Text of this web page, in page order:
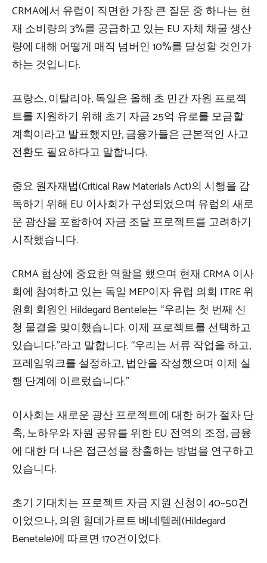
CRMA에서 유럽이 직면한 가장 큰 질문 중 하나는 현
재 소비량의 3%를 공급하고 있는 EU 자체 채굴 생산
량에 대해 어떻게 매직 넘버인 10%를 달성할 것인가
하는 것입니다.
프랑스, 이탈리아, 독일은 올해 초 민간 자원 프로젝
트를 지원하기 위해 초기 자금 25억 유로를 모금할
계획이라고 발표했지만, 금융가들은 근본적인 사고
전환도 필요하다고 말합니다.
중요 원자재법(Critical Raw Materials Act)의 시행을 감
독하기 위해 EU 이사회가 구성되었으며 유럽의 새로
운 광산을 포함하여 자금 조달 프로젝트를 고려하기
시작했습니다.
CRMA 협상에 중요한 역할을 했으며 현재 CRMA 이사
회에 참여하고 있는 독일 MEP이자 유럽 의회 ITRE 위
원회 회원인 Hildegard Bentele는 “우리는 첫 번째 신
청 물결을 맞이했습니다. 이제 프로젝트를 선택하고
있습니다.”라고 말합니다. “우리는 서류 작업을 하고,
프레임워크를 설정하고, 법안을 작성했으며 이제 실
행 단계에 이르렀습니다.”
이사회는 새로운 광산 프로젝트에 대한 허가 절차 단
축, 노하우와 자원 공유를 위한 EU 전역의 조정, 금융
에 대한 더 나은 접근성을 창출하는 방법을 연구하고
있습니다.
초기 기대치는 프로젝트 자금 지원 신청이 40~50건
이었으나, 의원 힐데가르트 베네텔레(Hildegard
Benetele)에 따르면 170건이었다.